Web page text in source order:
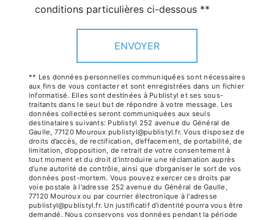
conditions particulières ci-dessous **
ENVOYER
** Les données personnelles communiquées sont nécessaires
aux fins de vous contacter et sont enregistrées dans un fichier
informatisé. Elles sont destinées à Publistyl et ses sous-
traitants dans le seul but de répondre à votre message. Les
données collectées seront communiquées aux seuls
destinataires suivants: Publistyl 252 avenue du Général de
Gaulle, 77120 Mouroux publistyl@publistyl.fr. Vous disposez de
droits d’accès, de rectification, d’effacement, de portabilité, de
limitation, d’opposition, de retrait de votre consentement à
tout moment et du droit d’introduire une réclamation auprès
d’une autorité de contrôle, ainsi que d’organiser le sort de vos
données post-mortem. Vous pouvez exercer ces droits par
voie postale à l'adresse 252 avenue du Général de Gaulle,
77120 Mouroux ou par courrier électronique à l'adresse
publistyl@publistyl.fr. Un justificatif d'identité pourra vous être
demandé. Nous conservons vos données pendant la période